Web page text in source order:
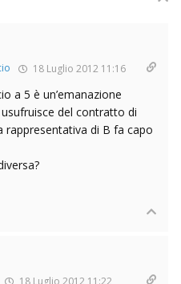
18 Luglio 2012 11:16
a 5 è un’emanazione
del contratto di
rappresentativa di B fa capo